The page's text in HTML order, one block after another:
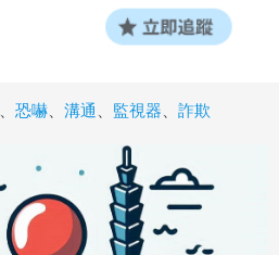
恐嚇 溝通 監視器 詐欺